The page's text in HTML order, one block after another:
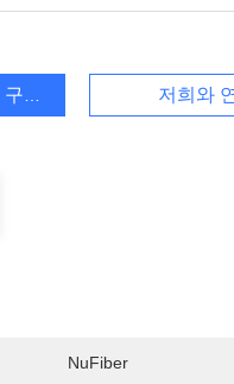
하라 저희와
NuFiber